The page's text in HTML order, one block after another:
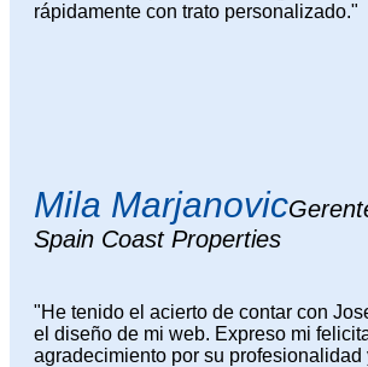
rápidamente con trato personalizado."
Mila Marjanovic
Spain Coast Properties
"He tenido el acierto de contar con
el diseño de mi web. Expreso mi
agradecimiento por su profesionalidad